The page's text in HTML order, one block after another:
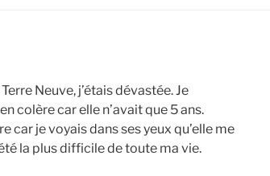
Neuve, j’étais dévastée. Je
colère car elle n’avait que 5 ans.
car je voyais dans ses yeux qu’elle me
la plus difficile de toute ma vie.